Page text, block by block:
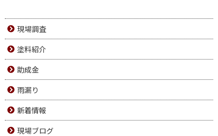
現場調査
塗料紹介
助成金
雨漏り
新着情報
現場ブログ